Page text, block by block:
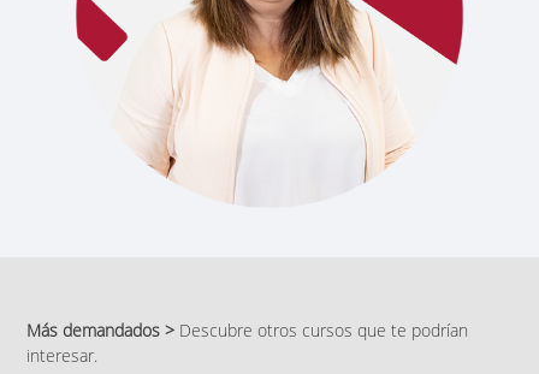
Más demandados > Descubre otros cursos que te podrían
interesar.